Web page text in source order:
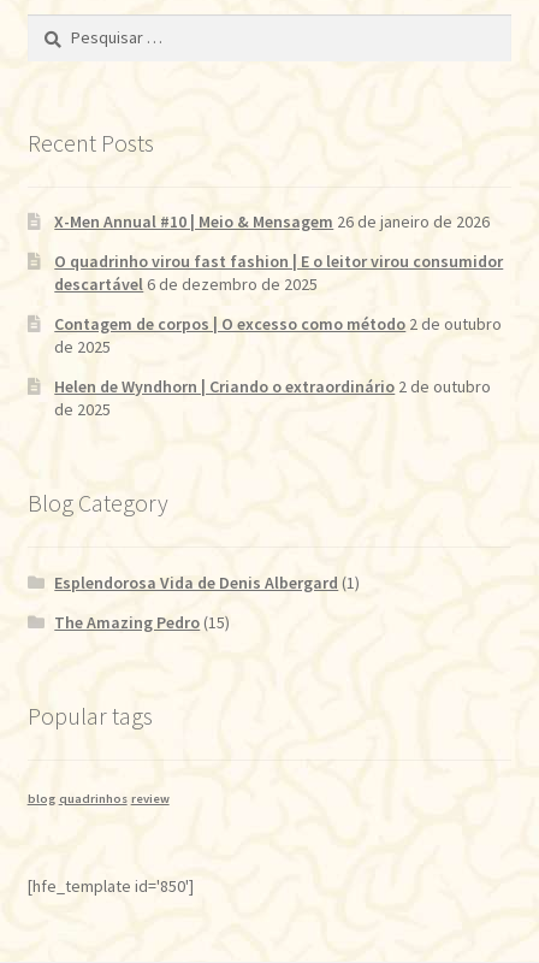
Pesquisar
Recent Posts
X-Men Annual #10 | Meio & Mensagem 26 de janeiro de 2026
O quadrinho virou fast fashion | E o leitor virou consumidor
descartável6 de dezembro de 2025
Contagem de corpos | O excesso como método 2 de outubro
de 2025
Helen de Wyndhorn | Criando o extraordinário 2 de outubro
de 2025
Blog Category
Esplendorosa Vida de Denis Albergard (1)
The Amazing Pedro (15)
Popular tags
blog quadrinhos review
[hfe_template id='850']